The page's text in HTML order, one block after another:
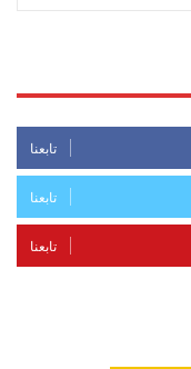
تابعنا
تابعنا
تابعنا